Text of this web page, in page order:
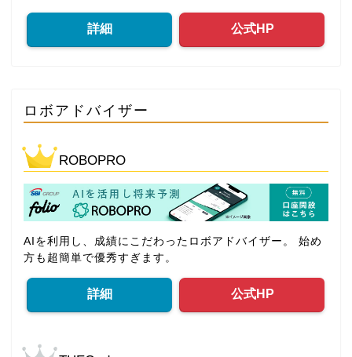
詳細 公式HP
ロボアドバイザー
ROBOPRO
AIを利用し、成績にこだわったロボアドバイザー。 始め
方も超簡単で優秀すぎます。
詳細 公式HP